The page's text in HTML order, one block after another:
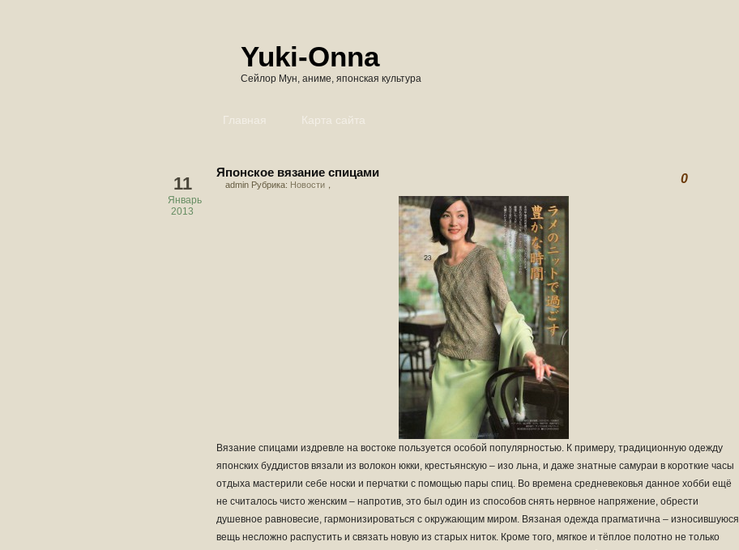
Yuki-Onna
Сейлор Мун, аниме, японская культура
Главная Карта сайта
Японское вязание спицами
admin Рубрика: Новости ，
11
Январь
2013
0
Вязание спицами издревле на востоке пользуется особой популярностью. К примеру, традиционную одежду
японских буддистов вязали из волокон юкки, крестьянскую – изо льна, и даже знатные самураи в короткие часы
отдыха мастерили себе носки и перчатки с помощью пары спиц. Во времена средневековья данное хобби ещё
не считалось чисто женским – напротив, это был один из способов снять нервное напряжение, обрести
душевное равновесие, гармонизироваться с окружающим миром. Вязаная одежда прагматична – износившуюся
вещь несложно распустить и связать новую из старых ниток. Кроме того, мягкое и тёплое полотно не только